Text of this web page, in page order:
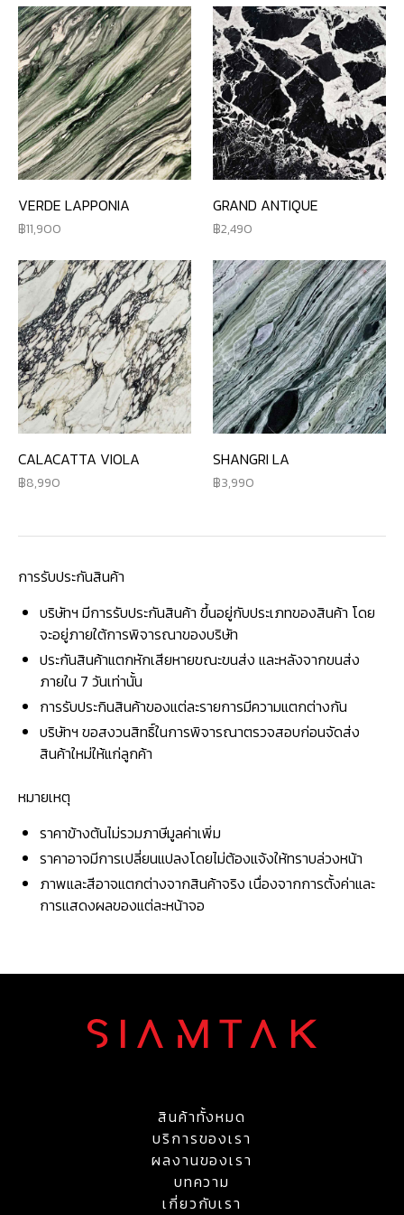
VERDE LAPPONIA
11,900
GRAND ANTIQUE
2,490
CALACATTA VIOLA
8,990
SHANGRI LA
3,990
การรับประกันสินค้า
บริษัทฯ มีการรับประกันสินค้า ขึ้นอยู่กับประเภทของสินค้า โดย
จะอยู่ภายใต้การพิจารณาของบริษัท
ประกันสินค้าแตกหักเสียหายขณะขนส่ง และหลังจากขนส่ง
ภายใน 7 วันเท่านั้น
การรับประกินสินค้าของแต่ละรายการมีความแตกต่างกัน
บริษัทฯ ขอสงวนสิทธิ์ในการพิจารณาตรวจสอบก่อนจัดส่ง
สินค้าใหม่ให้แก่ลูกค้า
หมายเหตุ
ราคาข้างต้นไม่รวมภาษีมูลค่าเพิ่ม
ราคาอาจมีการเปลี่ยนแปลงโดยไม่ต้องแจ้งให้ทราบล่วงหน้า
ภาพและสีอาจแตกต่างจากสินค้าจริง เนื่องจากการตั้งค่าและ
การแสดงผลของแต่ละหน้าจอ
สินค้าทั้งหมด
บริการของเรา
ผลงานของเรา
บทความ
เกี่ยวกับเรา